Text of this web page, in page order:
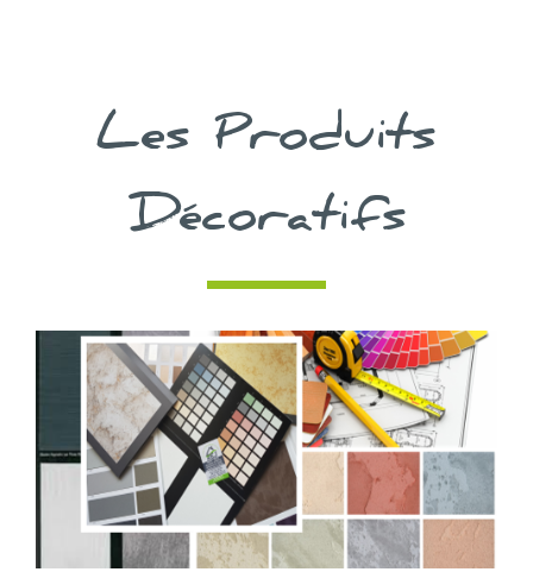
Les Produits
Décoratifs